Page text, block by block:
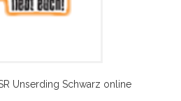
Unserding Schwarz online